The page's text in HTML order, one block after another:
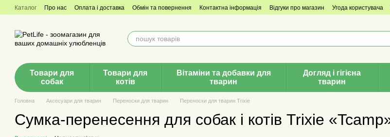
Перейти до основного контенту
Каталог Про нас Оплата і доставка Обмін та повернення Контактна інформація Відгуки про магазин Угода користувача
Товари для
собак
Товари для
котів
Вітаміни та добавки для
тварин
Догляд і гігієна
тварин
Головна Аксесуари для тварин Переноски для тварин Переноски для тварин Trixie
Сумка-перенесення для собак і котів Trixie